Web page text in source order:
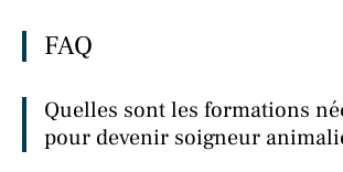
FAQ
Quelles sont les formations
pour devenir soigneur